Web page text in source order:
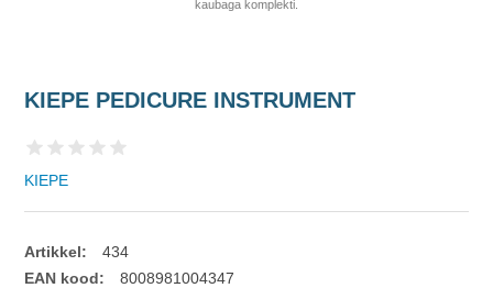
kaubaga komplekti.
KIEPE PEDICURE INSTRUMENT
KIEPE
Artikkel:
434
EAN kood:
8008981004347